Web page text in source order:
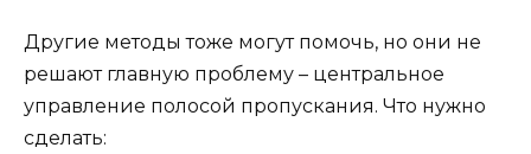
Другие методы тоже могут помочь, но они не
решают главную проблему – центральное
управление полосой пропускания. Что нужно
сделать: